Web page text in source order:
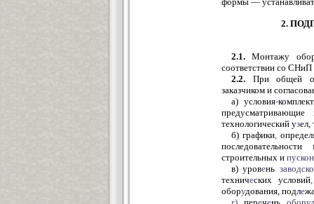
2.
2.1. Монтажу
соответствии со
2.2. При общей
заказчиком и
а) условия-
предусматривающие
технологический узел,
б) графики, определ
последовательности
строительных и
в) уровень заводско
технических условий,
оборудования, подле